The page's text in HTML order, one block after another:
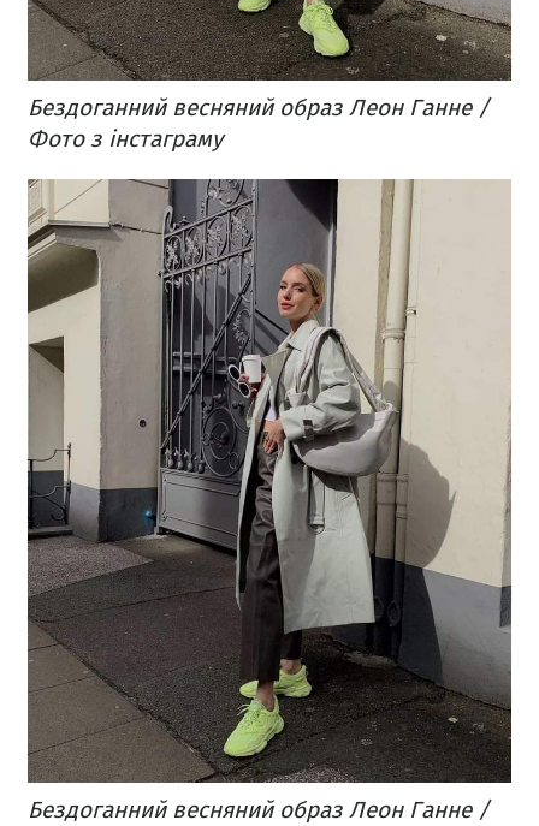
Бездоганний весняний образ Леон Ганне /
Фото з інстаграму
Бездоганний весняний образ Леон Ганне /